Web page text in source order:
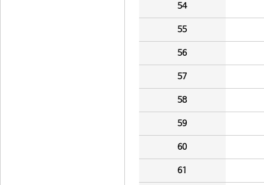
54
55
56
57
58
59
60
61